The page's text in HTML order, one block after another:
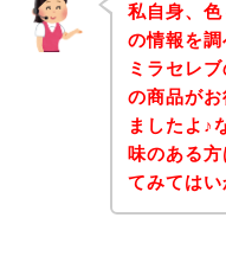
私自身、
の情報を
ミラセレ
の商品が
ましたよ♪
味のある
てみてはい